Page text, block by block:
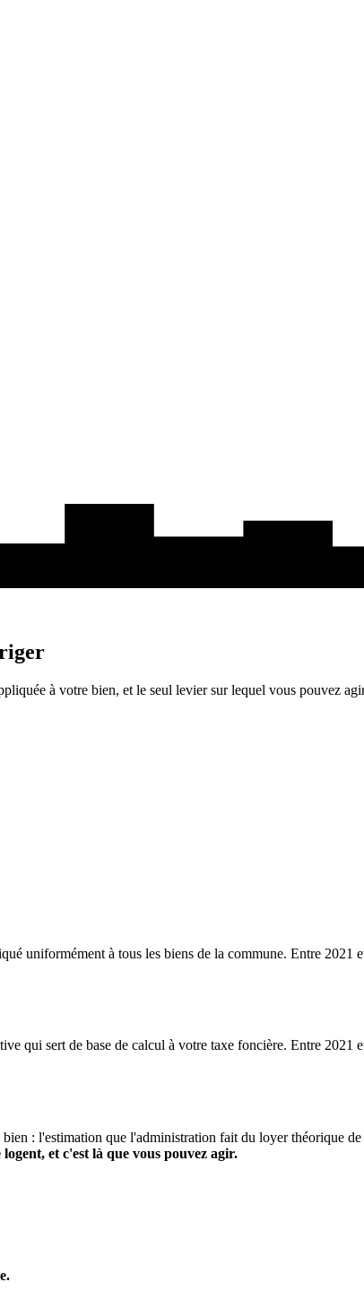
à votre bien, et le seul levier sur lequel vous pouvez
uniformément à tous les biens de la commune. Entre 2021
qui sert de base de calcul à votre taxe foncière. Entre 2021
bien : l'estimation que l'administration fait du loyer théorique
et c'est là que vous pouvez agir.